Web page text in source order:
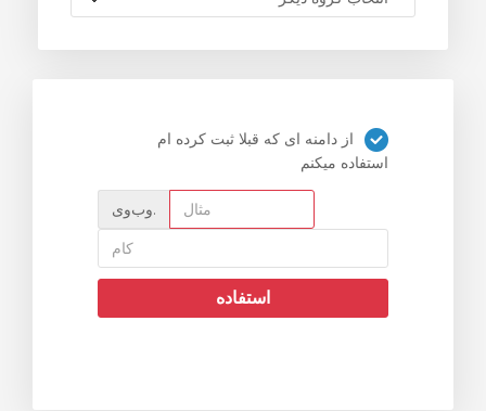
از دامنه ای که قبلا ثبت کرده ام
استفاده میکنم
وب‌وی.
استفاده